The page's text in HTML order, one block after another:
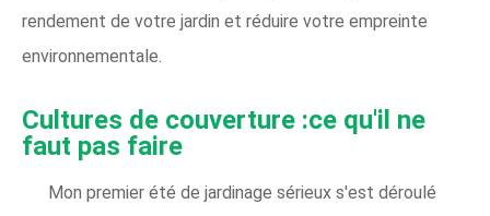
rendement de votre jardin et réduire votre empreinte
environnementale.
Cultures de couverture :ce qu'il ne
faut pas faire
Mon premier été de jardinage sérieux s'est déroulé